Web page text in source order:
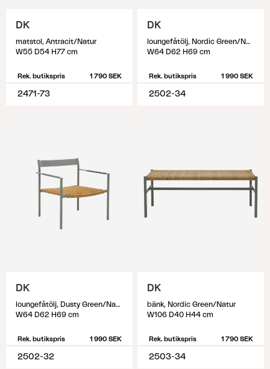
DK
matstol, Antracit/Natur
W55 D54 H77 cm
Rek. butikspris 1 790 SEK
2471-73
DK
loungefåtölj, Nordic Green/Natur
W64 D62 H69 cm
Rek. butikspris 1 990 SEK
2502-34
DK
loungefåtölj, Dusty Green/Natur
W64 D62 H69 cm
Rek. butikspris 1 990 SEK
2502-32
DK
bänk, Nordic Green/Natur
W106 D40 H44 cm
Rek. butikspris 1 790 SEK
2503-34